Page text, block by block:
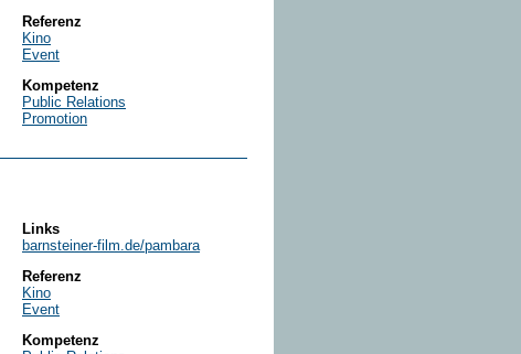
Referenz
Kino
Event
Kompetenz
Public Relations
Promotion
Links
barnsteiner-film.de/pambara
Referenz
Kino
Event
Kompetenz